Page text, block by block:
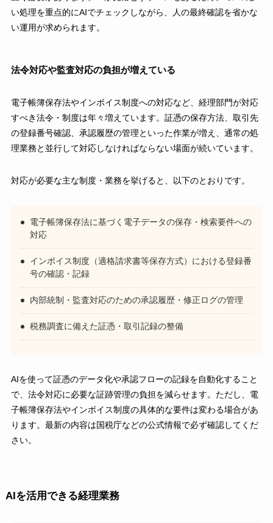
い処理を重点的にAIでチェックしながら、人の最終確認を省かな
い運用が求められます。
法令対応や監査対応の負担が増えている
電子帳簿保存法やインボイス制度への対応など、経理部門が対応
すべき法令・制度は年々増えています。証憑の保存方法、取引先
の登録番号確認、承認履歴の管理といった作業が増え、通常の処
理業務と並行して対応しなければならない場面が続いています。
対応が必要な主な制度・業務を挙げると、以下のとおりです。
電子帳簿保存法に基づく電子データの保存・検索要件への
対応
インボイス制度（適格請求書等保存方式）における登録番
号の確認・記録
内部統制・監査対応のための承認履歴・修正ログの管理
税務調査に備えた証憑・取引記録の整備
AIを使って証憑のデータ化や承認フローの記録を自動化すること
で、法令対応に必要な証跡管理の負担を減らせます。ただし、電
子帳簿保存法やインボイス制度の具体的な要件は変わる場合があ
ります。最新の内容は国税庁などの公式情報で必ず確認してくだ
さい。
AIを活用できる経理業務